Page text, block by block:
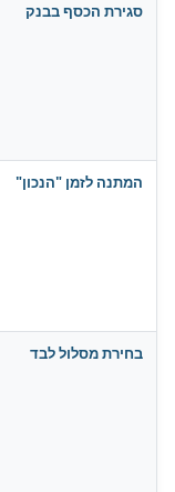
סגירת הכסף בבנק
המתנה לזמן "הנכון"
בחירת מסלול לבד